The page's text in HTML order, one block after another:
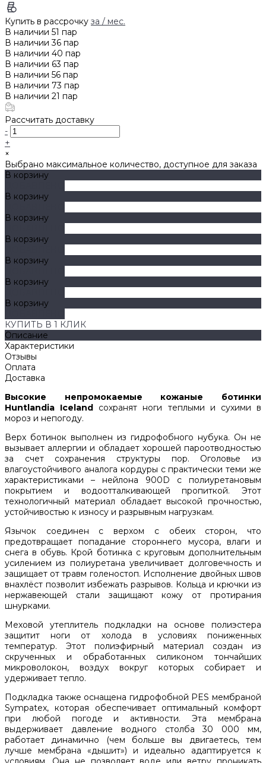
Купить в рассрочку за / мес.
В наличии 51 пар
В наличии 36 пар
В наличии 40 пар
В наличии 63 пар
В наличии 56 пар
В наличии 73 пар
В наличии 21 пар
Рассчитать доставку
-
+
×
Выбрано максимальное количество, доступное для заказа
В корзину
В корзину
В корзину
В корзину
В корзину
В корзину
В корзину
КУПИТЬ В 1 КЛИК
Описание
Характеристики
Отзывы
Оплата
Доставка
Высокие непромокаемые кожаные ботинки
Huntlandia Iceland сохранят ноги теплыми и сухими в
мороз и непогоду.
Верх ботинок выполнен из гидрофобного нубука. Он не
вызывает аллергии и обладает хорошей пароотводностью
за счет сохранения структуры пор. Оголовье из
влагоустойчивого аналога кордуры с практически теми же
характеристиками – нейлона 900D с полиуретановым
покрытием и водоотталкивающей пропиткой. Этот
технологичный материал обладает высокой прочностью,
устойчивостью к износу и разрывным нагрузкам.
Язычок соединен с верхом с обеих сторон, что
предотвращает попадание стороннего мусора, влаги и
снега в обувь. Крой ботинка с круговым дополнительным
усилением из полиуретана увеличивает долговечность и
защищает от травм голеностоп. Исполнение двойных швов
внахлёст позволит избежать разрывов. Кольца и крючки из
нержавеющей стали защищают кожу от протирания
шнурками.
Меховой утеплитель подкладки на основе полиэстера
защитит ноги от холода в условиях пониженных
температур. Этот полиэфирный материал создан из
скрученных и обработанных силиконом тончайших
микроволокон, воздух вокруг которых собирает и
удерживает тепло.
Подкладка также оснащена гидрофобной PES мембраной
Sympatex, которая обеспечивает оптимальный комфорт
при любой погоде и активности. Эта мембрана
выдерживает давление водного столба 30 000 мм,
работает динамично (чем больше вы двигаетесь, тем
лучше мембрана «дышит») и идеально адаптируется к